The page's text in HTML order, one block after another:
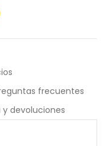
frecuentes
y devoluciones